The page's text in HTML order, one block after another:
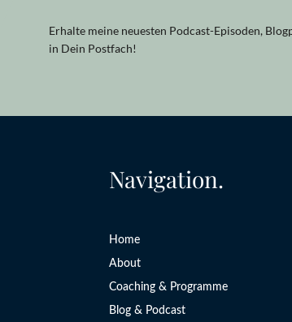
Erhalte meine neuesten Podcast-Episoden,
in Dein Postfach!
Navigation.
Home
About
Coaching & Programme
Blog & Podcast